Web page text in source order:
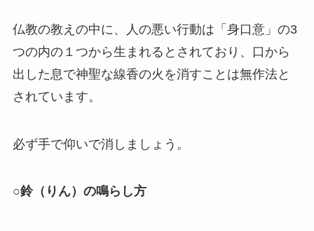
仏教の教えの中に、人の悪い行動は「身口意」の3
つの内の１つから生まれるとされており、口から
出した息で神聖な線香の火を消すことは無作法と
されています。
必ず手で仰いで消しましょう。
○鈴（りん）の鳴らし方